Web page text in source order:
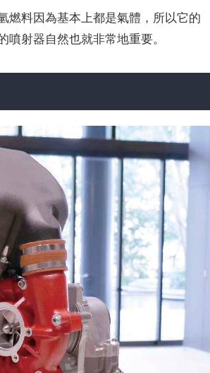
燃料因為基本上都是氣體，所以它的
射器自然也就非常地重要。